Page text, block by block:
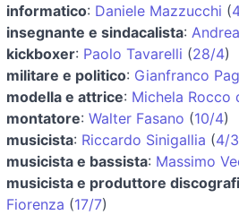
informatico: Daniele Mazzucchi (
insegnante e sindacalista:
kickboxer: Paolo Tavarelli (28/4)
militare e politico: Gianfranco
modella e attrice: Michela Rocco
montatore: Walter Fasano (10/4)
musicista: Riccardo Sinigallia (4/3
musicista e bassista: Massimo
musicista e produttore
Fiorenza (17/7)